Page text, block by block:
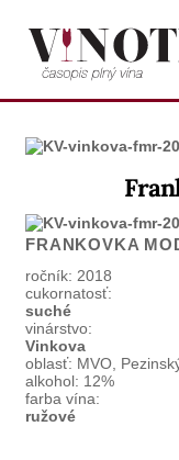
content
FRANKOVKA
ročník: 2018
cukornatosť:
suché
vinárstvo:
Vinkova
oblasť: MVO,
alkohol: 12%
farba vína:
ružové